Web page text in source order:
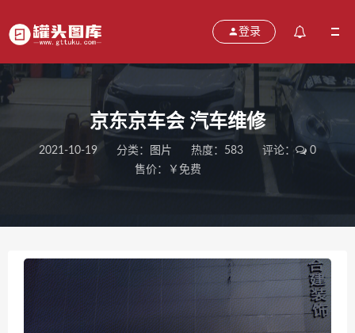
登录
京东京车会 汽车维修
2021-10-19 分类： 图片 热度：583 评论：
0
售价：￥免费